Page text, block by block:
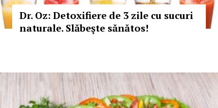
Dr. Oz: Detoxifiere de 3 zile cu sucuri
naturale. Slăbeşte sănătos!